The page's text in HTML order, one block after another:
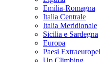
Emilia-Romagna
Italia Centrale
Italia Meridionale
Sicilia e Sardegna
Europa
Paesi Extraeuropei